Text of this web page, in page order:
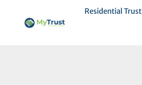
contenido
Residential Trust